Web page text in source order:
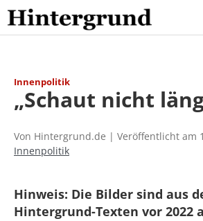
Skip
to
content
Innenpolitik
„Schaut nicht
Von Hintergrund.de | Veröffentlicht am
Innenpolitik
Hinweis: Die Bilder sind aus
Hintergrund-Texten vor 2022